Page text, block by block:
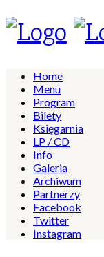
Home
Menu
Program
Bilety
Księgarnia
LP / CD
Info
Galeria
Archiwum
Partnerzy
Facebook
Twitter
Instagram